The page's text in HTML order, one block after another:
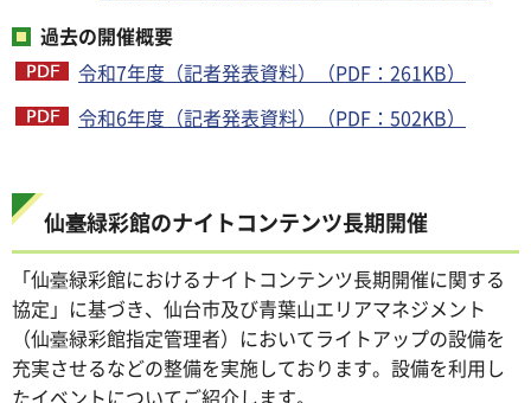
過去の開催概要
令和7年度（記者発表資料）（PDF：261KB）
令和6年度（記者発表資料）（PDF：502KB）
仙臺緑彩館のナイトコンテンツ長期開催
「仙臺緑彩館におけるナイトコンテンツ長期開催に関する
協定」に基づき、仙台市及び青葉山エリアマネジメント
（仙臺緑彩館指定管理者）においてライトアップの設備を
充実させるなどの整備を実施しております。設備を利用し
たイベントについてご紹介します。